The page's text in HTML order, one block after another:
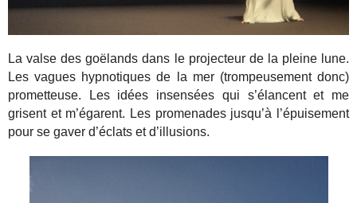
La valse des goëlands dans le projecteur de la pleine lune.
Les vagues hypnotiques de la mer (trompeusement donc)
prometteuse. Les idées insensées qui s’élancent et me
grisent et m’égarent. Les promenades jusqu’à l’épuisement
pour se gaver d’éclats et d’illusions.